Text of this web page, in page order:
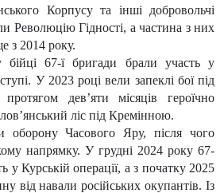
Корпусу та інші добровольчі
Революцію Гідності, а частина з них
з 2014 року.
67-ї бригади брали участь у
У 2023 році вели запеклі бої під
дев’яти місяців героїчно
ліс під Кремінною.
оборону Часового Яру, після чого
напрямку. У грудні 2024 року 67-
у Курській операції, а з початку 2025
від навали російських окупантів. Із